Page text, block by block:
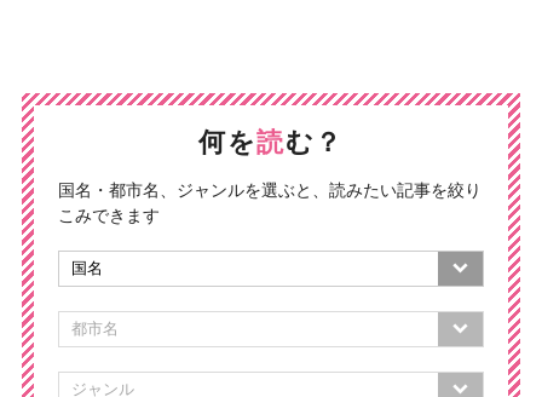
何を読む？
国名・都市名、ジャンルを選ぶと、読みたい記事を絞り
こみできます